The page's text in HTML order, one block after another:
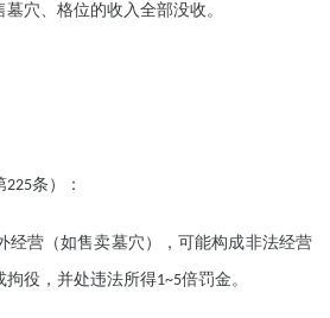
穴、格位的收入全部没收。
225条）：
经营（如售卖墓穴），可能构成非法经营
拘役，并处违法所得1~5倍罚金。